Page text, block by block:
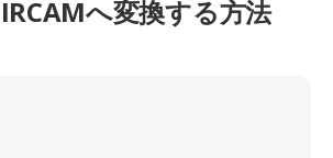
へ変換する方法